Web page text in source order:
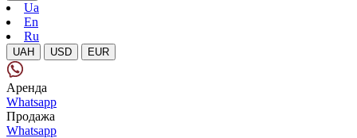
Ua
En
Ru
UAH USD EUR
Аренда
Whatsapp
Продажа
Whatsapp